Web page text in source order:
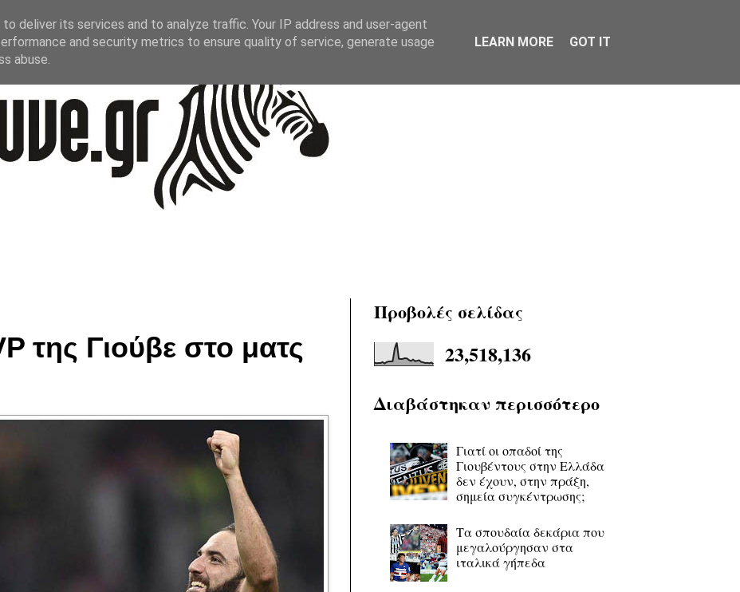
της Γιούβε στο ματς
Προβολές σελίδας
23,518,136
Διαβάστηκαν περισσότερο
Γιατί οι οπαδοί της
Γιουβέντους στην Ελλάδα
δεν έχουν, στην πράξη,
σημεία συγκέντρωσης;
Τα σπουδαία δεκάρια που
μεγαλούργησαν στα
ιταλικά γήπεδα
deliver its services and to analyze traffic. Your IP address and user-agent
and security metrics to ensure quality of service, generate usage
abuse.
LEARN MORE GOT IT